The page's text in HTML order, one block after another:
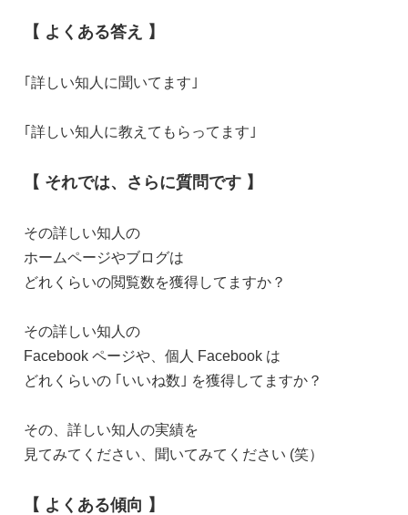
【 よくある答え 】
｢詳しい知人に聞いてます｣
｢詳しい知人に教えてもらってます｣
【 それでは、さらに質問です 】
その詳しい知人の
ホームページやブログは
どれくらいの閲覧数を獲得してますか？
その詳しい知人の
Facebook ページや、個人 Facebook は
どれくらいの ｢いいね数｣ を獲得してますか？
その、詳しい知人の実績を
見てみてください、聞いてみてください (笑）
【 よくある傾向 】